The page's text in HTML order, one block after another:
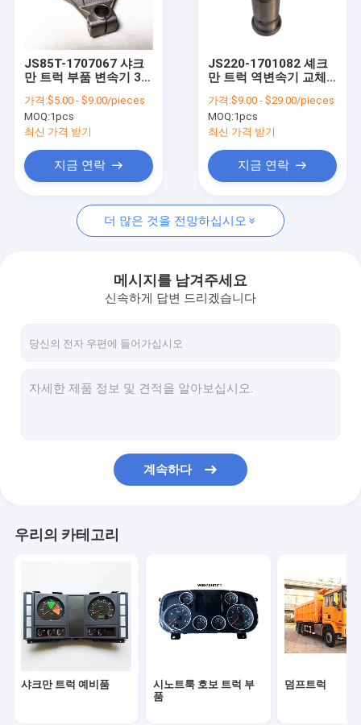
공장 투어
품질 관리
사건
인용 을 요청 하십시오
샤크만 트럭 예비품
트랙터 트럭
트럭의 변속기 부품
포톤 트럭 예비품
JS85T-1707067 샤크
만 트럭 부품 변속기 3/4
1702057-1
가격:$5.00 - $9.00/pieces
MOQ:1pcs
최신 가격 받기
지금 연락
JS220-1701082 셰크
만 트럭 역변속기 교체
가격:$9.00 - $29.00/pieces
MOQ:1pcs
최신 가격 받기
지금 연락
더 많은 것을 전망하십시오
메시지를 남겨주세요
신속하게 답변 드리겠습니다
계속하다
우리의 카테고리
샤크만 트럭 예비품
시노트룩 호보 트럭 부
품
덤프트럭